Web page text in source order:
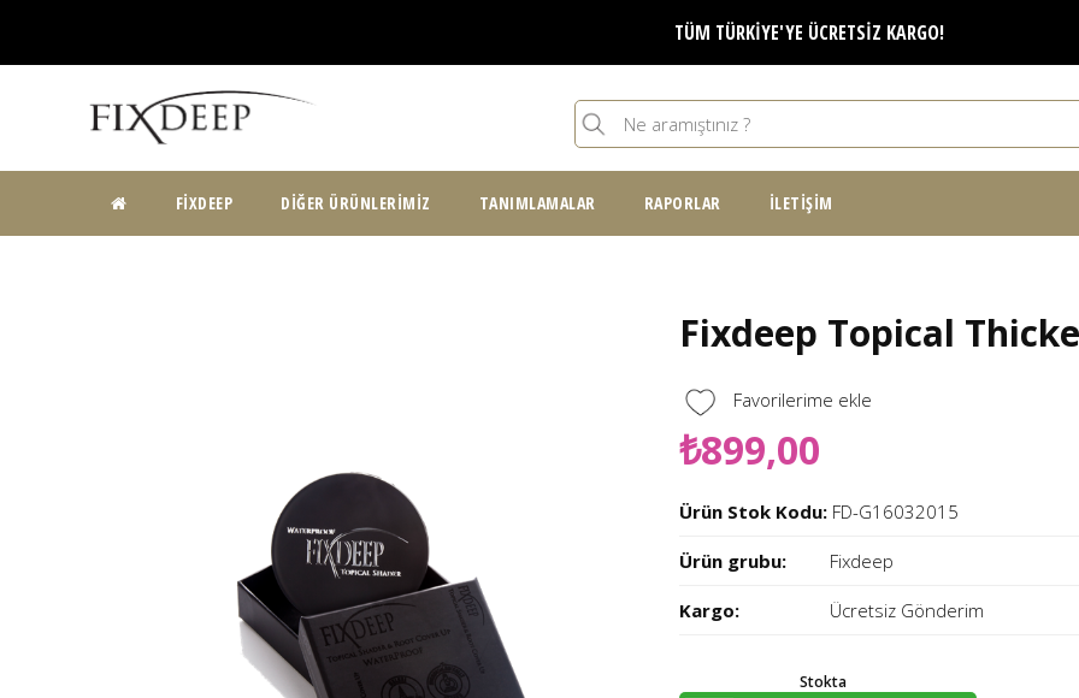
TÜM TÜRKİYE'YE ÜCRETSİZ KARGO!
Arama formu
Ara
FIXDEEP DIĞER ÜRÜNLERIMIZ TANIMLAMALAR RAPORLAR İLETIŞIM
Fixdeep Topical
Favorilerime ekle
₺899,00
Ürün Stok Kodu: FD-G16032015
Ürün grubu: Fixdeep
Kargo: Ücretsiz Gönderim
Stokta